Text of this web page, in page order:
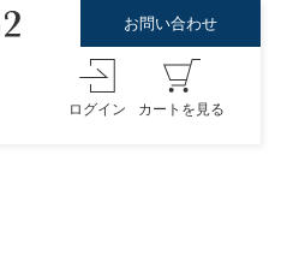
お問い合わせ
ログイン カートを見る